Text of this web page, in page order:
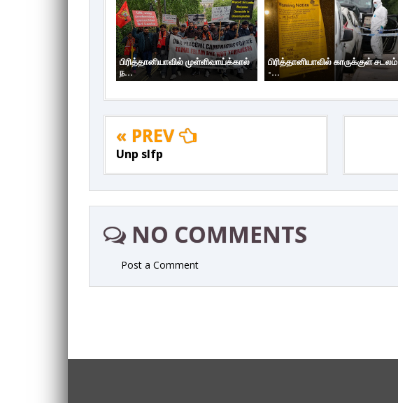
பிரித்தானியாவில் முள்ளிவாய்க்கால்
ந...
பிரித்தானியாவில் காருக்குள் சடலம்
-...
« PREV
Unp slfp
NO COMMENTS
Post a Comment